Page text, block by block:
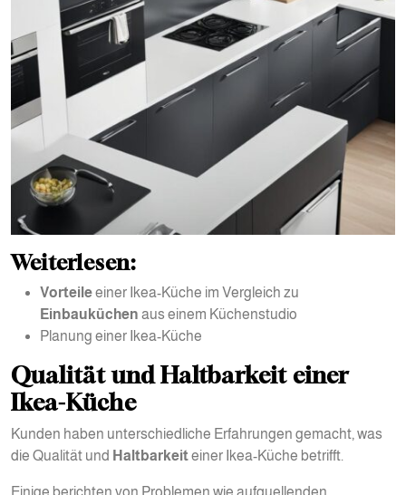
Weiterlesen:
Vorteileeiner Ikea-Küche im Vergleich zu
Einbauküchen aus einem Küchenstudio
Planung einer Ikea-Küche
Qualität und Haltbarkeit einer
Ikea-Küche
Kunden haben unterschiedliche Erfahrungen gemacht, was
die Qualität und Haltbarkeiteiner Ikea-Küche betrifft.
Einige berichten von Problemen wie aufquellenden